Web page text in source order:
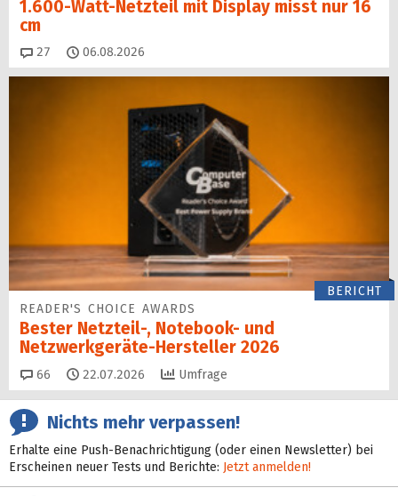
1.600-Watt-Netzteil mit Display misst nur 16
cm
27 Kommentare
06.08.2026
BERICHT
READER'S CHOICE AWARDS
Bester Netzteil-, Notebook- und
Netzwerkgeräte-Hersteller 2026
66 Kommentare
22.07.2026 Umfrage
Nichts mehr verpassen!
Erhalte eine Push-Benachrichtigung (oder einen Newsletter) bei
Erscheinen neuer Tests und Berichte: Jetzt anmelden!